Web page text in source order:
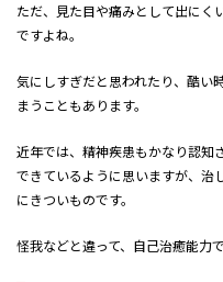
ただ、見た目や痛みとして出にく
ですよね。
気にしすぎだと思われたり、酷い
まうこともあります。
近年では、精神疾患もかなり認知
できているように思いますが、治
にきついものです。
怪我などと違って、自己治癒能力